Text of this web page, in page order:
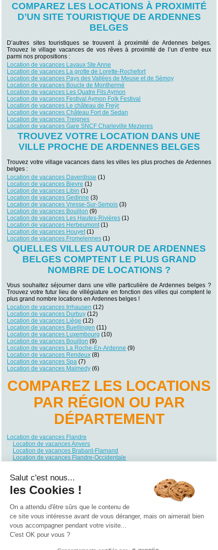
COMPAREZ LES LOCATIONS À PROXIMITÉ
D’UN SITE TOURISTIQUE DE ARDENNES
BELGES
D’autres sites touristiques se trouvent à proximité de Ardennes belges.
Trouvez le village vacances de vos rêves à proximité de l’un d’entre eux
parmi nos propositions :
Location de vacances Lavaux Ste Anne
Location de vacances La grotte de Lorette-Rochefort
Location de vacances Pays des Vallées de Meuse et de Sémoy
Location de vacances Boucle de Monthermé
Location de vacances Les Quatre Fils Aymon
Location de vacances Festival Aymon Folk Festival
Location de vacances Le château de Freÿr
Location de vacances Château Fort de Sedan
Location de vacances Treignes
Location de vacances Gare SNCF Charleville Mezieres
TROUVEZ VOTRE LOCATION DANS UNE
VILLE PROCHE DE ARDENNES BELGES
Trouvez votre village vacances dans les villes les plus proches de Ardennes
belges :
Location de vacances Daverdisse (1)
Location de vacances Bievre (1)
Location de vacances Libin (1)
Location de vacances Gedinne (3)
Location de vacances Vresse-Sur-Semois (3)
Location de vacances Bouillon (9)
Location de vacances Les Hautes-Rivières (1)
Location de vacances Herbeumont(1)
Location de vacances Houyet(1)
Location de vacances Fromelennes (1)
QUELLES VILLES AUTOUR DE ARDENNES
BELGES COMPTENT LE PLUS GRAND
NOMBRE DE LOCATIONS ?
Vous souhaitez séjourner dans une ville particulière de Ardennes belges ?
Trouvez votre futur lieu de villégiature en fonction des villes qui comptent le
plus grand nombre locations en Ardennes belges !
Location de vacances Irrhausen (12)
Location de vacances Durbuy (12)
Location de vacances Liège (12)
Location de vacances Buellingen (11)
Location de vacances Luxembourg (10)
Location de vacances Bouillon (9)
Location de vacances La Roche-En-Ardenne (9)
Location de vacances Rendeux (8)
Location de vacances Spa (7)
Location de vacances Malmedy (6)
COMPAREZ LES LOCATIONS
PAR RÉGION OU PAR
DÉPARTEMENT
Location de vacances Flandre
Location de vacances Anvers
Location de vacances Brabant-Flamand
Location de vacances Flandre-Occidentale
Location de vacances Wallonie
Location de vacances Brabant Wallon
Location de vacances Hainaut
Location de vacances Luxembourg
Location de vacances Namur
Qui sommes nous ? |Contactez-nous
Salut c'est nous...
les Cookies !
On a attendu d'être sûrs que le contenu de
ce site vous intéresse avant de vous déranger, mais on aimerait bien
vous accompagner pendant votre visite...
C'est OK pour vous ?